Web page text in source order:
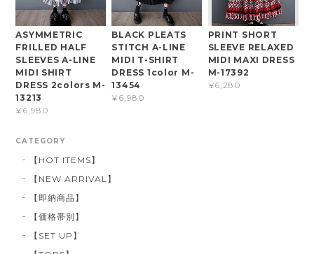
ASYMMETRIC
FRILLED HALF
SLEEVES A-LINE
MIDI SHIRT
DRESS 2colors M-
13213
¥6,980
BLACK PLEATS
STITCH A-LINE
MIDI T-SHIRT
DRESS 1color M-
13454
¥6,980
PRINT SHORT
SLEEVE RELAXED
MIDI MAXI DRESS
M-17392
¥6,280
CATEGORY
【HOT ITEMS】
【NEW ARRIVAL】
【即納商品】
【価格帯別】
【SET UP】